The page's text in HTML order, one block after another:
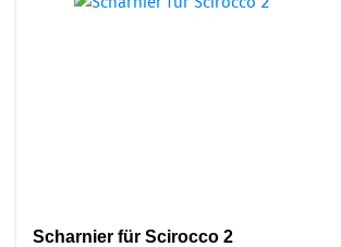
Scharnier für Scirocco 2